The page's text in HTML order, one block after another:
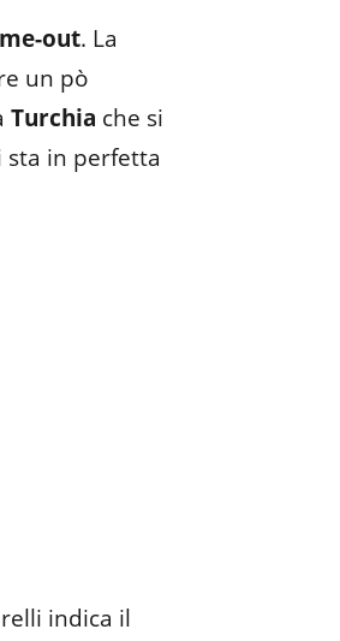
out. La
un pò
Turchia che si
sta in perfetta
indica il